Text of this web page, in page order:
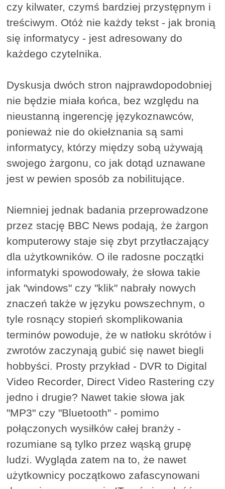
czy kilwater, czymś bardziej przystępnym i
treściwym. Otóż nie każdy tekst - jak bronią
się informatycy - jest adresowany do
każdego czytelnika.
Dyskusja dwóch stron najprawdopodobniej
nie będzie miała końca, bez względu na
nieustanną ingerencję językoznawców,
ponieważ nie do okiełznania są sami
informatycy, którzy między sobą używają
swojego żargonu, co jak dotąd uznawane
jest w pewien sposób za nobilitujące.
Niemniej jednak badania przeprowadzone
przez stację BBC News podają, że żargon
komputerowy staje się zbyt przytłaczający
dla użytkowników. O ile radosne początki
informatyki spowodowały, że słowa takie
jak "windows" czy "klik" nabrały nowych
znaczeń także w języku powszechnym, o
tyle rosnący stopień skomplikowania
terminów powoduje, że w natłoku skrótów i
zwrotów zaczynają gubić się nawet biegli
hobbyści. Prosty przykład - DVR to Digital
Video Recorder, Direct Video Rastering czy
jedno i drugie? Nawet takie słowa jak
"MP3" czy "Bluetooth" - pomimo
połączonych wysiłków całej branży -
rozumiane są tylko przez wąską grupę
ludzi. Wygląda zatem na to, że nawet
użytkownicy początkowo zafascynowani